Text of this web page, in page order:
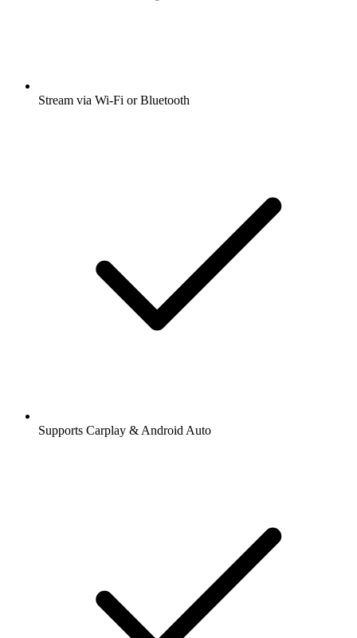
Stream via Wi-Fi or Bluetooth
Supports Carplay & Android Auto